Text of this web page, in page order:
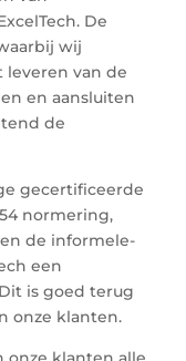
De
wij
van de
en aansluiten
de
gecertificeerde
normering,
de informele-
een
is goed terug
onze klanten.